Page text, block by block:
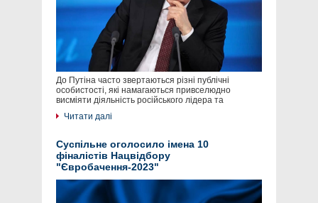
До Путіна часто звертаються різні публічні
особистості, які намагаються привселюдно
висміяти діяльність російського лідера та
Читати далі
Суспільне оголосило імена 10
фіналістів Нацвідбору
"Євробачення-2023"